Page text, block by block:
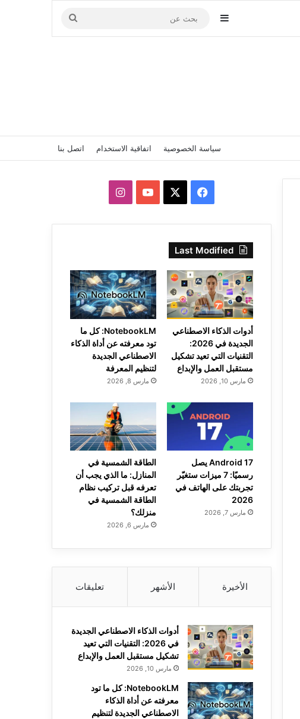
إضافة عمود جانبي
بحث
عن
سياسة الخصوصية اتفاقية الاستخدام اتصل بنا
فيسبوك ‫YouTubeانستقرام
Last Modified
أدوات الذكاء الاصطناعي
الجديدة في 2026:
التقنيات التي تعيد تشكيل
مستقبل العمل والإبداع
مارس 10, 2026
NotebookLM: كل ما
تود معرفته عن أداة الذكاء
الاصطناعي الجديدة
لتنظيم المعرفة
مارس 8, 2026
Android 17 يصل
رسميًا: 7 ميزات ستغيّر
تجربتك على الهاتف في
2026
مارس 7, 2026
الطاقة الشمسية في
المنازل: ما الذي يجب أن
تعرفه قبل تركيب نظام
الطاقة الشمسية في
منزلك؟
مارس 6, 2026
الأخيرة الأشهر تعليقات
أدوات الذكاء الاصطناعي الجديدة
في 2026: التقنيات التي تعيد
تشكيل مستقبل العمل والإبداع
مارس 10, 2026
NotebookLM: كل ما تود
معرفته عن أداة الذكاء
الاصطناعي الجديدة لتنظيم